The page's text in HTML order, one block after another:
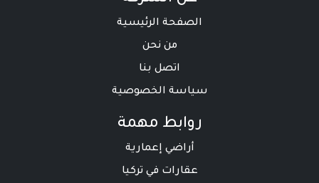
الصفحة الرئيسية
من نحن
اتصل بنا
سياسة الخصوصية
روابط مهمة
أراضي إعمارية
عقارات في تركيا